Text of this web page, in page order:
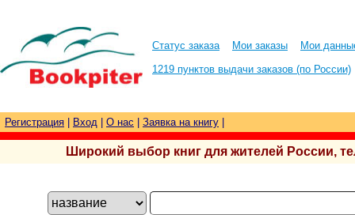
Статус заказа Мои заказы
Мои
1219 пунктов выдачи заказов (по России)
Регистрация Вход О нас Заявка на книгу
Широкий выбор книг для жителей России,